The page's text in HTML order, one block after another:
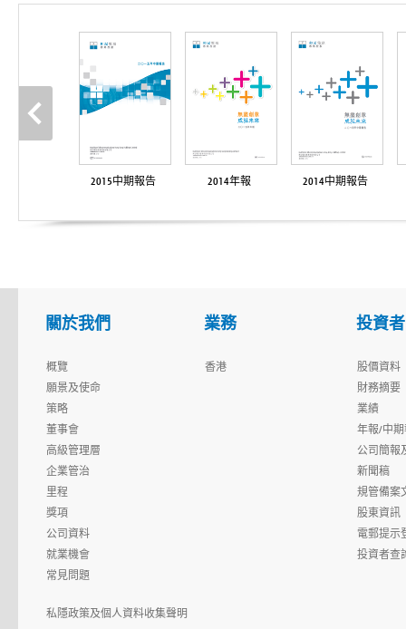
2015中期報告 2014年報 2014中期報告
關於我們
概覽
願景及使命
策略
董事會
高級管理層
企業管治
里程
獎項
公司資料
就業機會
常見問題
業務
香港
投資
股價資料
財務摘要
業績
年報/中期
公司簡報
新聞稿
規管備案
股東資訊
電郵提示
投資者查
私隱政策及個人資料收集聲明